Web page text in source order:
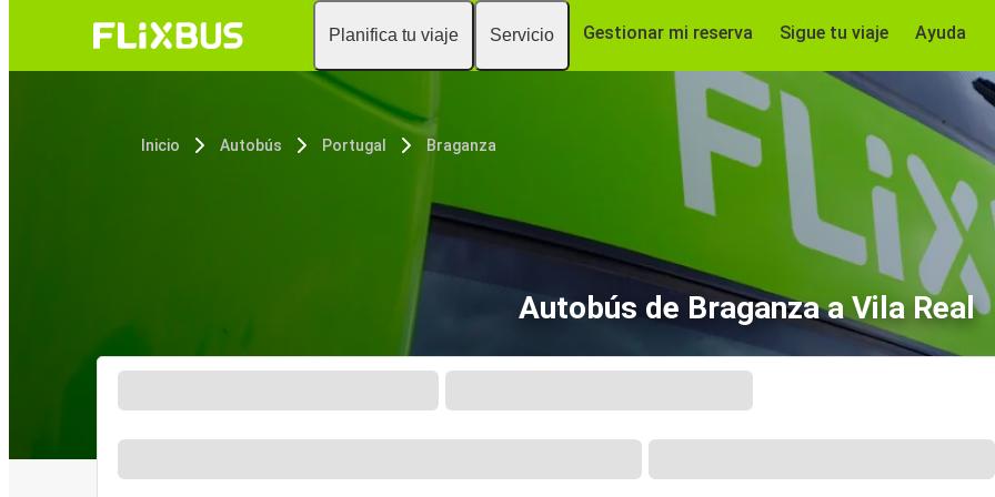
Planifica tu viaje Servicio Gestionar mi reserva Sigue tu viaje Ayuda
Inicio Autobús Portugal Braganza
Autobús de Braganza a Vila Real